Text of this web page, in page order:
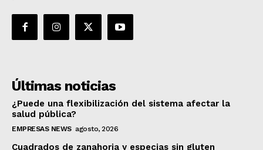
Últimas noticias
¿Puede una flexibilización del sistema afectar la
salud pública?
EMPRESAS NEWS agosto, 2026
Cuadrados de zanahoria y especias sin gluten